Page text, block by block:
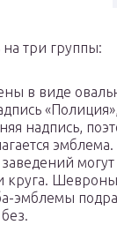
три группы:
в виде
надпись,
круга.
эмблемы